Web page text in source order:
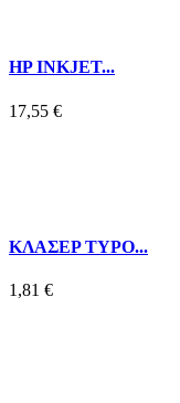
HP INKJET...
17,55 €
ΚΛΑΣΕΡ TYPO...
1,81 €